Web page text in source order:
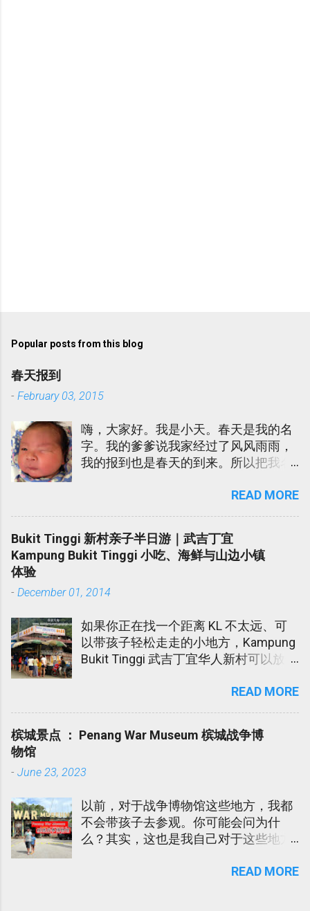
Popular posts from this blog
春天报到
- February 03, 2015
嗨，大家好。我是小天。春天是我的名
字。我的爹爹说我家经过了风风雨雨，
我的报到也是春天的到来。所以把我名
给我取了一个- Sky Lee. 在迎接我的到
我爹爹娘娘陆陆续续进院。我娘娘更是
发高烧不退在医院受折磨了几天。在
此，我代我爹爹娘娘向各位所有对我们
READ MORE
Bukit Tinggi 新村亲子半日游｜武吉丁宜
Kampung Bukit Tinggi 小吃、海鲜与山边小镇
体验
- December 01, 2014
如果你正在找一个距离 KL 不太远、可
以带孩子轻松走走的小地方，Kampung
Bukit Tinggi 武吉丁宜华人新村可以放进
也不是那种需要安排一整天的旅游区。
日游，吃点小吃，看看水果蔬菜档，感
受一下新村和山边的清新空气。 这个地
们从没逗留过。Papa Ee 听同事说这个
有好多家的海鲜餐厅。Papa Ee 是个喜
欢乡村生活的男人。 所以，二话不说直
接载我们母子俩上前观光。
READ MORE
槟城景点 ： Penang War Museum 槟城战争博
物馆
- June 23, 2023
以前，对于战争博物馆这些地方，我都
不会带孩子去参观。你可能会问为什
么？其实，这也是我自己对于这些地方
老妈就有告诉我，日军占领我们国家
READ MORE